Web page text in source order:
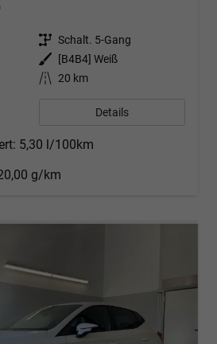
Getriebe Schalt. 5-Gang
Außenfarbe
[B4B4] Weiß
Kilometerstand 20 km
Details
5,30 l/100km
g/km